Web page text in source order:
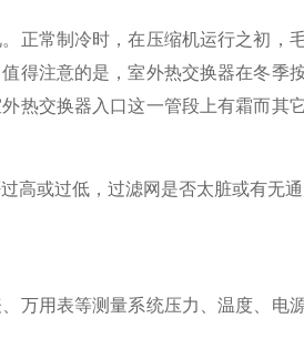
正常制冷时，在压缩机运行之初，
值得注意的是，室外热交换器在冬季
热交换器入口这一管段上有霜而其
高或过低，过滤网是否太脏或有无
万用表等测量系统压力、温度、电